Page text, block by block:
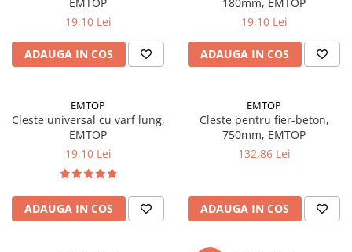
Tencuieli decorative
Sape de egalizare, sape
autonivelante si pardoseli
Caramizi
Scule electrice, unelte si accesorii
Masini de gaurit si insurubat
19,10 Lei
ADAUGA IN COS
19,10 Lei
ADAUGA IN COS
EMTOP
Cleste universal cu varf lung,
EMTOP
19,10 Lei
ADAUGA IN COS
EMTOP
Cleste pentru fier-beton,
750mm, EMTOP
132,86 Lei
ADAUGA IN COS